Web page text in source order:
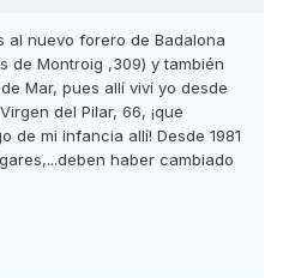
al nuevo forero de Badalona
de Montroig ,309) y también
Mar, pues allí viví yo desde
del Pilar, 66, ¡que
de mi infancia allí! Desde 1981
haber cambiado